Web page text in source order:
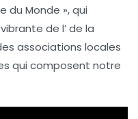
du Monde », qui
de l’de la
associations locales
qui composent notre